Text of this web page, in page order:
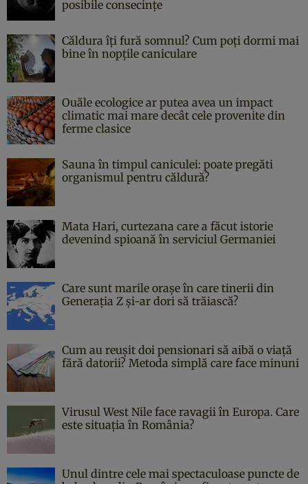
posibile consecințe
Căldura îți fură somnul? Cum poți dormi mai
bine în nopțile caniculare
Ouăle ecologice ar putea avea un impact
climatic mai mare decât cele provenite din
ferme clasice
Sauna în timpul caniculei: poate pregăti
organismul pentru căldură?
Mata Hari, curtezana care a făcut istorie
devenind spioană în serviciul Germaniei
Care sunt marile orașe în care tinerii din
Generația Z și-ar dori să trăiască?
Cum au reușit doi pensionari să aibă o viață
fără datorii? Metoda simplă care face minuni
Virusul West Nile face ravagii în Europa. Care
este situația în România?
Unul dintre cele mai spectaculoase puncte de